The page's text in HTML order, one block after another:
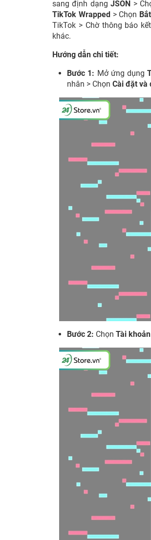
sang định dạngJSON >
TikTok Wrapped> Chọn
TikTok > Chờ thông báo
khác.
Hướng dẫn chi tiết:
Bước 1: Mở ứng dụng
nhân > Chọn Cài đặt và
Bước 2: Chọn Tài khoản